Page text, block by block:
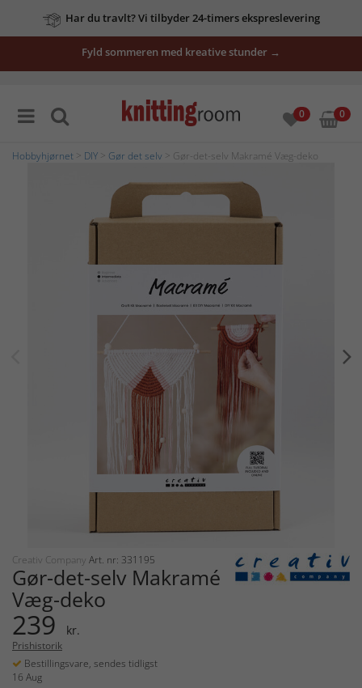
Har du travlt? Vi tilbyder 24-timers ekspreslevering
Fyld sommeren med kreative stunder →
0 0
Hobbyhjørnet DIY Gør det selv > Gør-det-selv Makramé Væg-deko
Creativ Company Art. nr: 331195
Gør-det-selv Makramé
Væg-deko
239 kr.
Prishistorik
Bestillingsvare, sendes tidligst
16 Aug